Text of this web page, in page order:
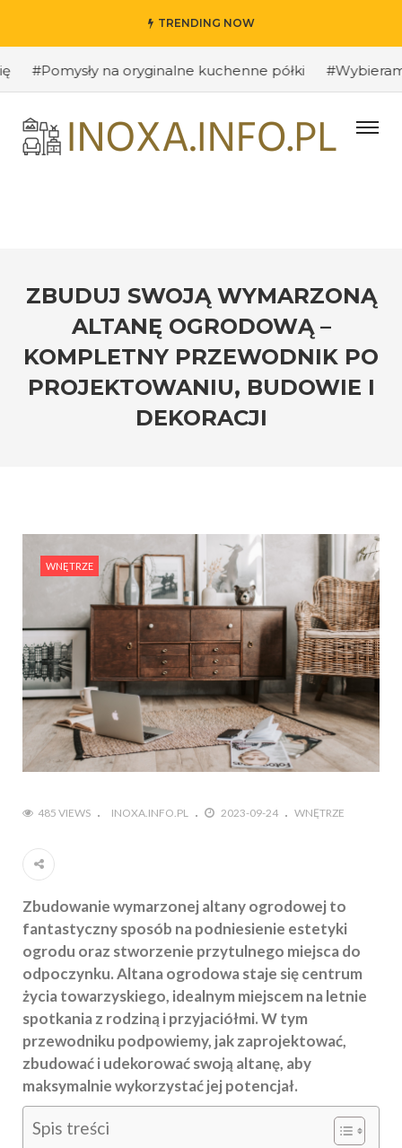
TRENDING NOW
na oryginalne kuchenne półki #Wybieramy
ZBUDUJ SWOJĄ WYMARZONĄ
ALTANĘ OGRODOWĄ –
KOMPLETNY PRZEWODNIK PO
PROJEKTOWANIU, BUDOWIE I
DEKORACJI
WNĘTRZE
485 VIEWS INOXA.INFO.PL 2023-09-24 WNĘTRZE
Zbudowanie wymarzonej altany ogrodowej to
fantastyczny sposób na podniesienie estetyki
ogrodu oraz stworzenie przytulnego miejsca do
odpoczynku. Altana ogrodowa staje się centrum
życia towarzyskiego, idealnym miejscem na letnie
spotkania z rodziną i przyjaciółmi. W tym
przewodniku podpowiemy, jak zaprojektować,
zbudować i udekorować swoją altanę, aby
maksymalnie wykorzystać jej potencjał.
Spis treści